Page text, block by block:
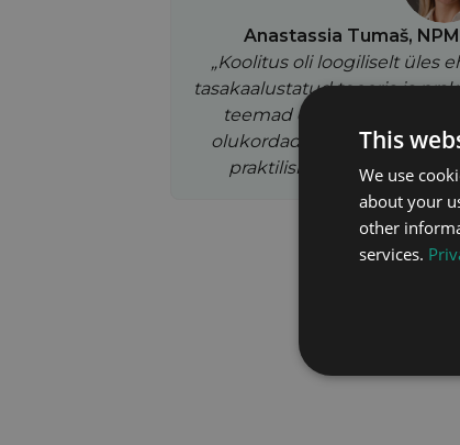
Anastassia Tumaš,
„Koolitus oli loogiliselt üles
tasakaalustatud teooria ja
teemad olid kohandatud
olukordadele ja vajadustele.
praktilisi tööriistu, mida
This
We use
about your
other
services.